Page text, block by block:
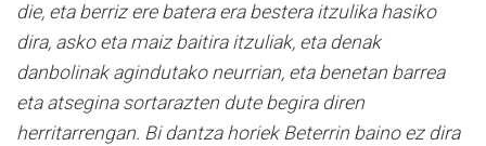
die, eta berriz ere batera era bestera itzulika hasiko
dira, asko eta maiz baitira itzuliak, eta denak
danbolinak agindutako neurrian, eta benetan barrea
eta atsegina sortarazten dute begira diren
herritarrengan. Bi dantza horiek Beterrin baino ez dira